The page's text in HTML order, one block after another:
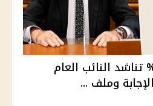
ريم طالبة الـ4% تناشد النائب العام
وملف ...